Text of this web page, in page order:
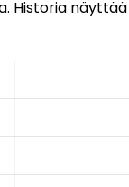
Historia